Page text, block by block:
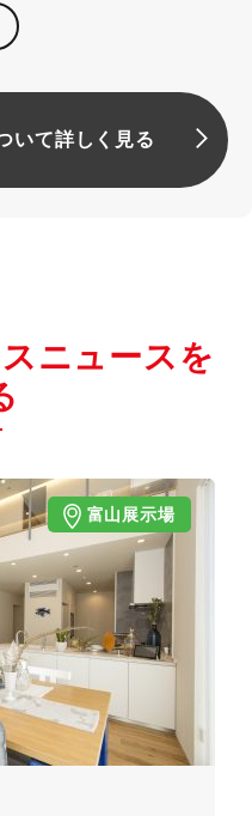
いて詳しく見る
ニュースを
富山展示場